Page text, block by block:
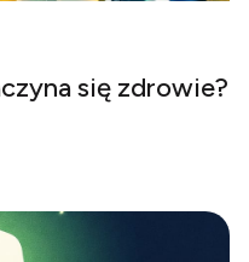
się zdrowie?